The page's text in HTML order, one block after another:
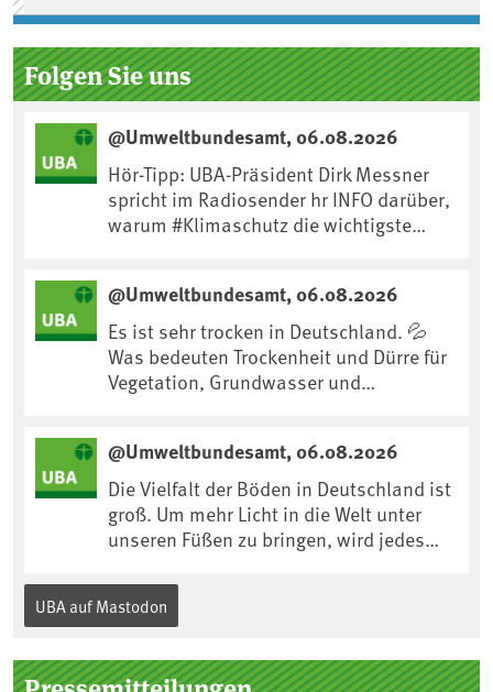
Folgen Sie uns
@Umweltbundesamt, 06.08.2026
Hör-Tipp: UBA-Präsident Dirk Messner
spricht im Radiosender hr INFO darüber,
warum #Klimaschutz die wichtigste
https://www.ardsounds.de/episode/urn
:ard:episode:0e7cf1c4b819c26d/
@Umweltbundesamt, 06.08.2026
Es ist sehr trocken in Deutschland. 💦
Was bedeuten Trockenheit und Dürre für
Vegetation, Grundwasser und
anpassen?🤔Antworten auf diese und
weitere Fragen auf unserer Webseite:
www.uba.de/trockenheit #Trockenheit
#Klimawandel
@Umweltbundesamt, 06.08.2026
Die Vielfalt der Böden in Deutschland ist
groß. Um mehr Licht in die Welt unter
unseren Füßen zu bringen, wird jedes
Internationalen Tag des Bodens, der
„Boden des Jahres“ vorgestellt. Das UBA
Kuratorium, wie wird der Boden des
UBA auf Mastodon